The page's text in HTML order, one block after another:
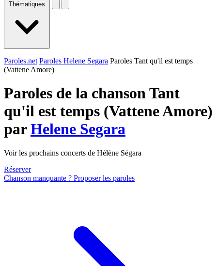
Thématiques
Paroles.net Paroles Helene Segara Paroles Tant qu'il est temps
(Vattene Amore)
Paroles de la chanson Tant
qu'il est temps (Vattene Amore)
parHelene Segara
Voir les prochains concerts de Hélène Ségara
Réserver
Chanson manquante ? Proposer les paroles